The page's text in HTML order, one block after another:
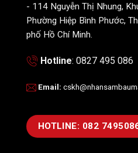
- 114 Nguyễn Thị Nhung,
Phường Hiệp Bình Phước,
phố Hồ Chí Minh.
Hotline: 0827 495 086
Email:
HOTLINE: 082